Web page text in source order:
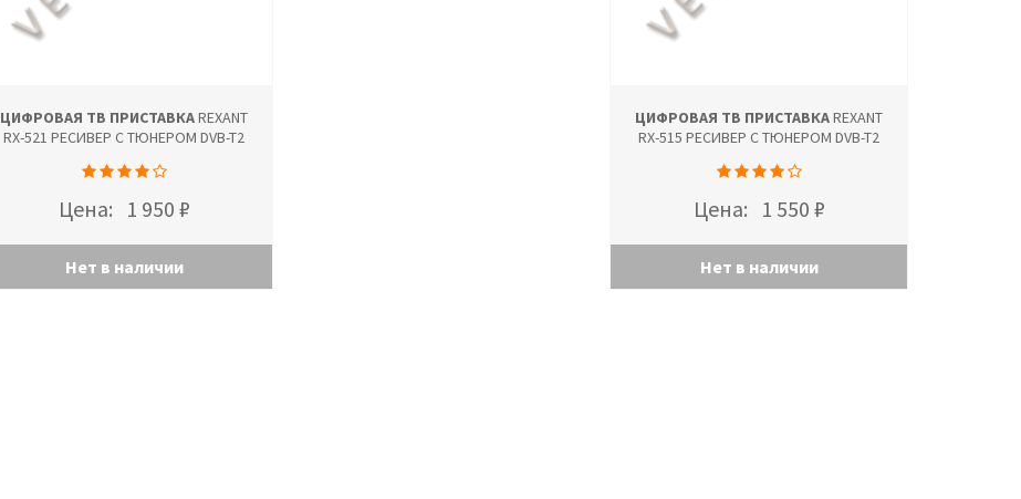
ЦИФРОВАЯ ТВ ПРИСТАВКАREXANT
RX-521 РЕСИВЕР С ТЮНЕРОМ DVB-T2
Цена: 1 950 ₽
Нет в наличии
ЦИФРОВАЯ ТВ ПРИСТАВКАREXANT
RX-515 РЕСИВЕР С ТЮНЕРОМ DVB-T2
Цена: 1 550 ₽
Нет в наличии